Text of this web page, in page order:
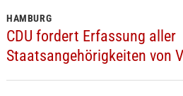
HAMBURG
CDU fordert Erfassung aller
Staatsangehörigkeiten von